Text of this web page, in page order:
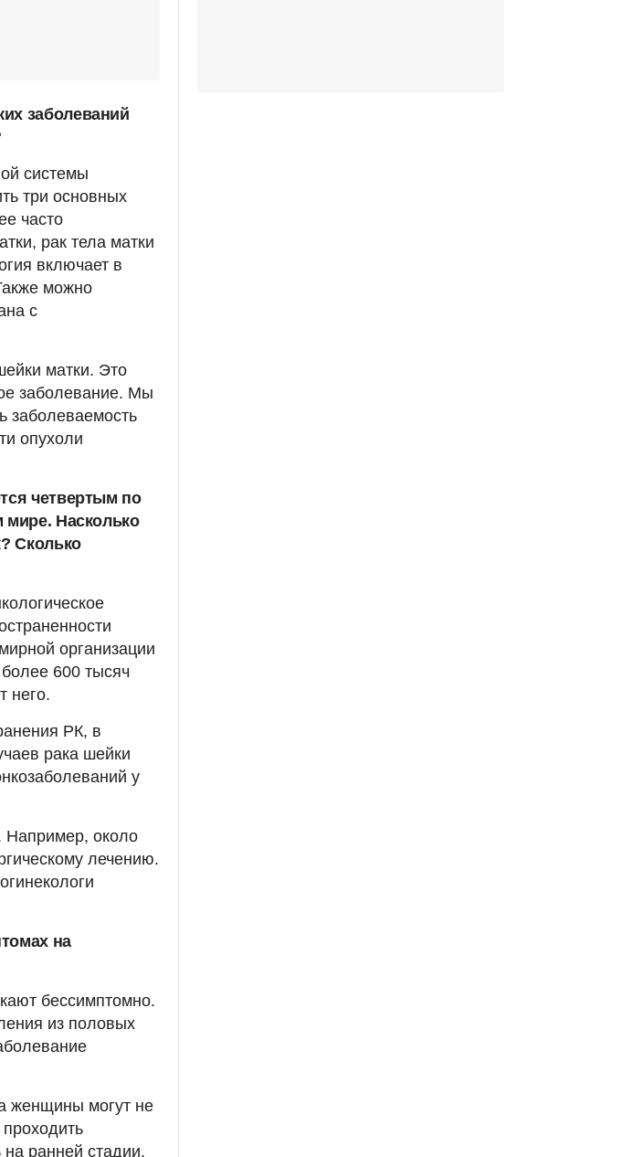
заболеваний
системы
три основных
часто
рак тела матки
включает в
можно
с
матки. Это
заболевание. Мы
заболеваемость
опухоли
четвертым по
мире. Насколько
Сколько
организации
600 тысяч
него.
РК, в
рака шейки
у
Например, около
лечению.
на
бессимптомно.
из половых
женщины могут не
ранней стадии.